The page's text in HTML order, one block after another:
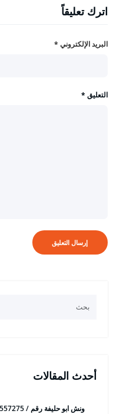
اترك تعليقاً
البريد الإلكتروني *
التعليق *
أحدث المقالات